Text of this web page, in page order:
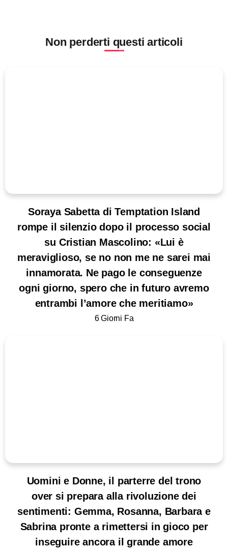
Non perderti questi articoli
Soraya Sabetta di Temptation Island
rompe il silenzio dopo il processo social
su Cristian Mascolino: «Lui è
meraviglioso, se no non me ne sarei mai
innamorata. Ne pago le conseguenze
ogni giorno, spero che in futuro avremo
entrambi l’amore che meritiamo»
6 Giorni Fa
Uomini e Donne, il parterre del trono
over si prepara alla rivoluzione dei
sentimenti: Gemma, Rosanna, Barbara e
Sabrina pronte a rimettersi in gioco per
inseguire ancora il grande amore